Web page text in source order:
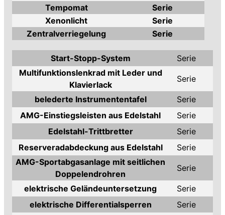
Tempomat
Serie
Xenonlicht
Serie
Zentralverriegelung
Serie
Start-Stopp-System
Serie
Multifunktionslenkrad mit Leder und
Klavierlack
Serie
belederte Instrumententafel
Serie
AMG-Einstiegsleisten aus Edelstahl
Serie
Edelstahl-Trittbretter
Serie
Reserveradabdeckung aus Edelstahl
Serie
AMG-Sportabgasanlage mit seitlichen
Doppelendrohren
Serie
elektrische Geländeuntersetzung
Serie
elektrische Differentialsperren
Serie